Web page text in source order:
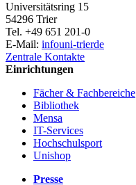
Universitätsring 15
54296 Trier
Tel. +49 651 201-0
E-Mail: infouni-trierde
Zentrale Kontakte
Einrichtungen
Fächer & Fachbereiche
Bibliothek
Mensa
IT-Services
Hochschulsport
Unishop
Presse